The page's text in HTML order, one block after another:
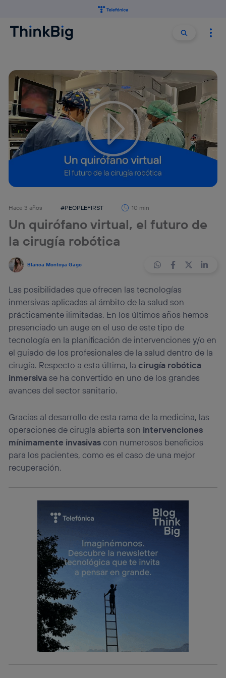
Buscar
Tu configuración de cookies no permite la visualización de
este contenido
Configurar cookies
Hace 3 años #PEOPLEFIRST 10 min
Un quirófano virtual, el futuro de
la cirugía robótica
Blanca Montoya Gago
Las posibilidades que ofrecen las tecnologías
inmersivas aplicadas al ámbito de la salud son
prácticamente ilimitadas. En los últimos años hemos
presenciado un auge en el uso de este tipo de
tecnología en la planificación de intervenciones y/o en
el guiado de los profesionales de la salud dentro de la
cirugía. Respecto a esta última, lacirugía robótica
inmersivase ha convertido en uno de los grandes
avances del sector sanitario.
Gracias al desarrollo de esta rama de la medicina, las
operaciones de cirugía abierta son intervenciones
mínimamente invasivascon numerosos beneficios
para los pacientes, como es el caso de una mejor
recuperación.